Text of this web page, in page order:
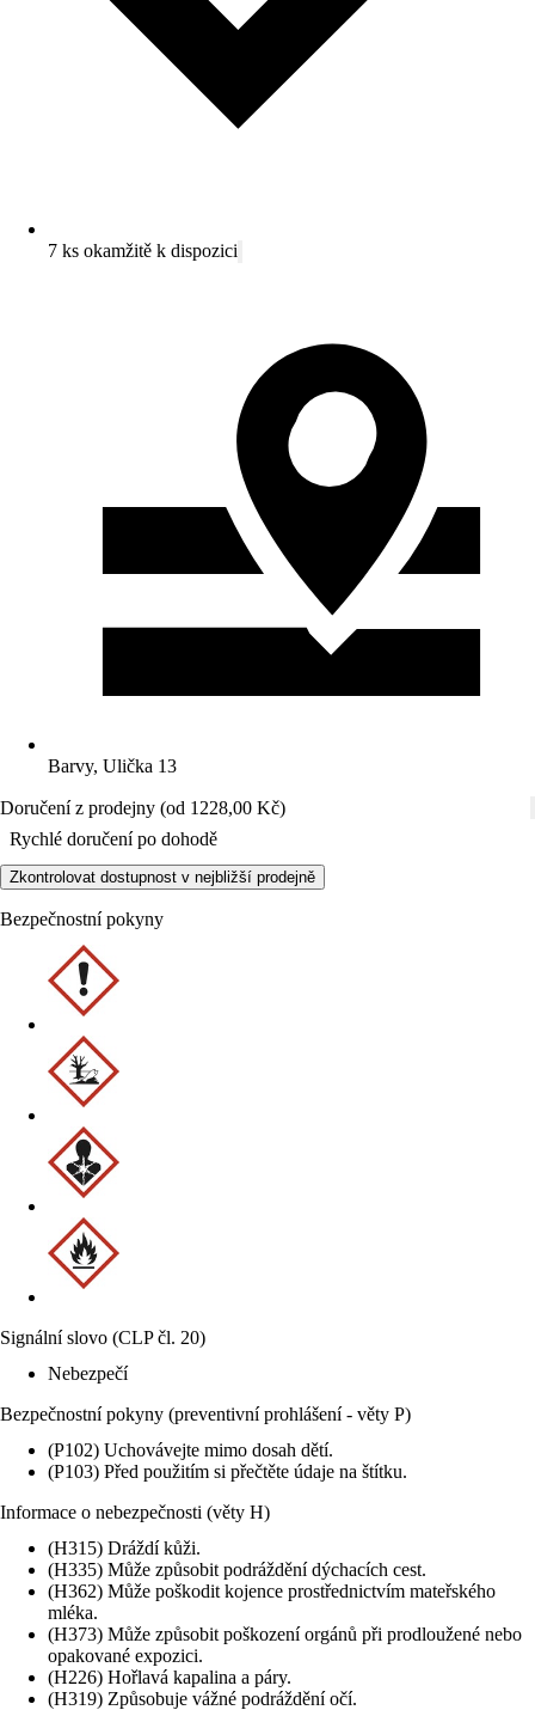
7 ks okamžitě k dispozici
Barvy, Ulička 13
Doručení z prodejny (od 1228,00 Kč)
Rychlé doručení po dohodě
Zkontrolovat dostupnost v nejbližší prodejně
Bezpečnostní pokyny
Signální slovo (CLP čl. 20)
Nebezpečí
Bezpečnostní pokyny (preventivní prohlášení - věty P)
(P102) Uchovávejte mimo dosah dětí.
(P103) Před použitím si přečtěte údaje na štítku.
Informace o nebezpečnosti (věty H)
(H315) Dráždí kůži.
(H335) Může způsobit podráždění dýchacích cest.
(H362) Může poškodit kojence prostřednictvím mateřského
mléka.
(H373) Může způsobit poškození orgánů při prodloužené nebo
opakované expozici.
(H226) Hořlavá kapalina a páry.
(H319) Způsobuje vážné podráždění očí.